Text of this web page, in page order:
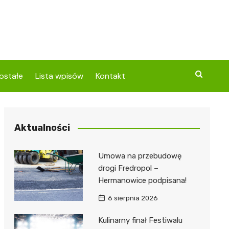
Lista wpisów Kontakt
Aktualności
Umowa na przebudowę
drogi Fredropol –
Hermanowice podpisana!
6 sierpnia 2026
Kulinarny finał Festiwalu